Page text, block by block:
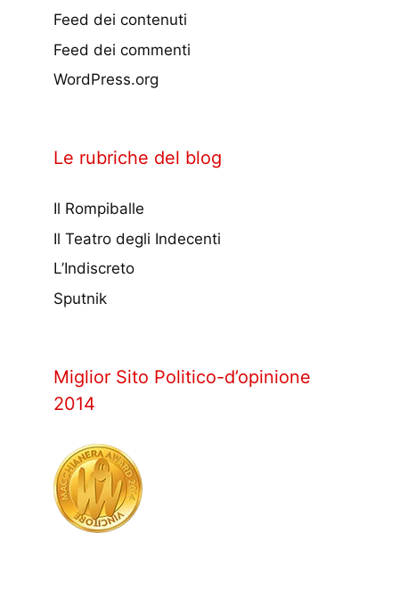
Feed dei contenuti
Feed dei commenti
WordPress.org
Le rubriche del blog
Il Rompiballe
Il Teatro degli Indecenti
L’Indiscreto
Sputnik
Miglior Sito Politico-d’opinione
2014